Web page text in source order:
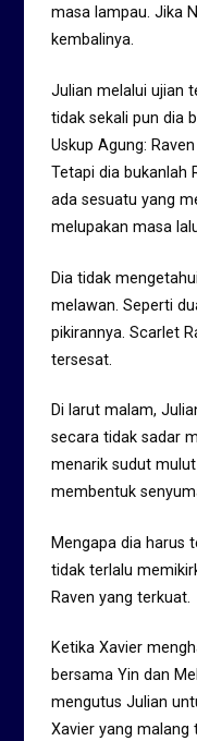
masa lampau. Jika
kembalinya.
Julian melalui ujian
tidak sekali pun dia
Uskup Agung:
Tetapi dia bukanlah
ada sesuatu yang
melupakan masa
Dia tidak
melawan. Seperti
pikirannya. Scarlet
tersesat.
Di larut malam,
secara tidak sadar
menarik sudut
membentuk
Mengapa dia harus
tidak terlalu
Raven yang terkuat.
Ketika Xavier
bersama Yin dan
mengutus Julian
Xavier yang